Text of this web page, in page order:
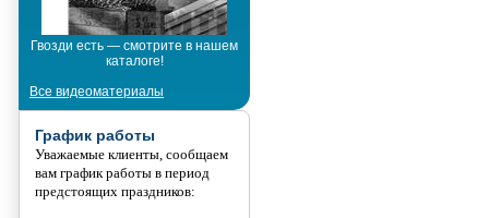
Гвозди есть — смотрите в нашем
каталоге!
Все видеоматериалы
График работы
Уважаемые клиенты, сообщаем
вам график работы в период
предстоящих праздников: